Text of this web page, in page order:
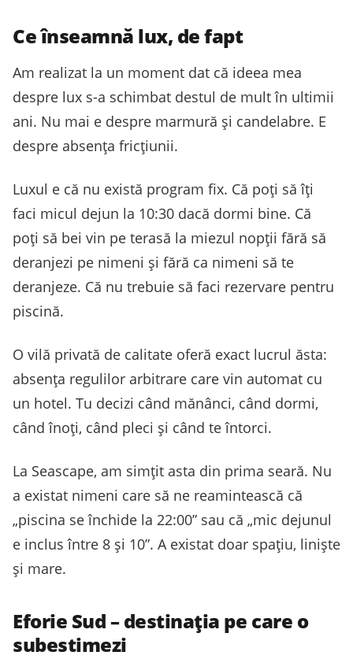
Ce înseamnă lux, de fapt
Am realizat la un moment dat că ideea mea
despre lux s-a schimbat destul de mult în ultimii
ani. Nu mai e despre marmură și candelabre. E
despre absența fricțiunii.
Luxul e că nu există program fix. Că poți să îți
faci micul dejun la 10:30 dacă dormi bine. Că
poți să bei vin pe terasă la miezul nopții fără să
deranjezi pe nimeni și fără ca nimeni să te
deranjeze. Că nu trebuie să faci rezervare pentru
piscină.
O vilă privată de calitate oferă exact lucrul ăsta:
absența regulilor arbitrare care vin automat cu
un hotel. Tu decizi când mănânci, când dormi,
când înoți, când pleci și când te întorci.
La Seascape, am simțit asta din prima seară. Nu
a existat nimeni care să ne reamintească că
„piscina se închide la 22:00” sau că „mic dejunul
e inclus între 8 și 10”. A existat doar spațiu, liniște
și mare.
Eforie Sud – destinația pe care o
subestimezi